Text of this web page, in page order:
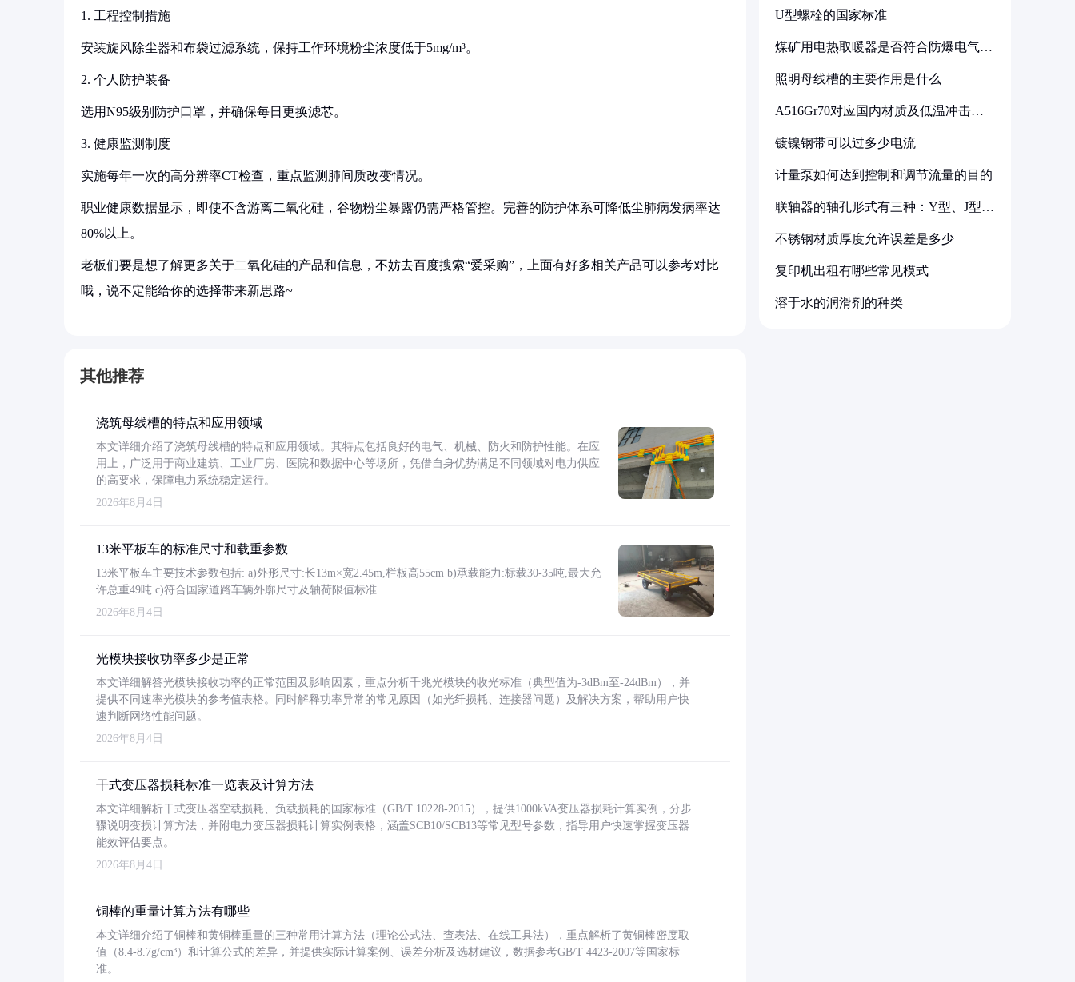
1. 工程控制措施
安装旋风除尘器和布袋过滤系统，保持工作环境粉尘浓度低于5mg/m³。
2. 个人防护装备
选用N95级别防护口罩，并确保每日更换滤芯。
3. 健康监测制度
实施每年一次的高分辨率CT检查，重点监测肺间质改变情况。
职业健康数据显示，即使不含游离二氧化硅，谷物粉尘暴露仍需严格管控。完善的防护体系可降低尘肺病发病率达
80%以上。
老板们要是想了解更多关于二氧化硅的产品和信息，不妨去百度搜索“爱采购”，上面有好多相关产品可以参考对比
哦，说不定能给你的选择带来新思路~
其他推荐
浇筑母线槽的特点和应用领域
本文详细介绍了浇筑母线槽的特点和应用领域。其特点包括良好的电气、机械、防火和防护性能。在应
用上，广泛用于商业建筑、工业厂房、医院和数据中心等场所，凭借自身优势满足不同领域对电力供应
的高要求，保障电力系统稳定运行。
2026年8月4日
13米平板车的标准尺寸和载重参数
13米平板车主要技术参数包括: a)外形尺寸:长13m×宽2.45m,栏板高55cm b)承载能力:标载30-35吨,最大允
许总重49吨 c)符合国家道路车辆外廓尺寸及轴荷限值标准
2026年8月4日
光模块接收功率多少是正常
本文详细解答光模块接收功率的正常范围及影响因素，重点分析千兆光模块的收光标准（典型值为-3dBm至-24dBm），并
提供不同速率光模块的参考值表格。同时解释功率异常的常见原因（如光纤损耗、连接器问题）及解决方案，帮助用户快
速判断网络性能问题。
2026年8月4日
干式变压器损耗标准一览表及计算方法
本文详细解析干式变压器空载损耗、负载损耗的国家标准（GB/T 10228-2015），提供1000kVA变压器损耗计算实例，分步
骤说明变损计算方法，并附电力变压器损耗计算实例表格，涵盖SCB10/SCB13等常见型号参数，指导用户快速掌握变压器
能效评估要点。
2026年8月4日
铜棒的重量计算方法有哪些
本文详细介绍了铜棒和黄铜棒重量的三种常用计算方法（理论公式法、查表法、在线工具法），重点解析了黄铜棒密度取
值（8.4-8.7g/cm³）和计算公式的差异，并提供实际计算案例、误差分析及选材建议，数据参考GB/T 4423-2007等国家标
准。
U型螺栓的国家标准
煤矿用电热取暖器是否符合防爆电气设
照明母线槽的主要作用是什么
A516Gr70对应国内材质及低温冲击要
镀镍钢带可以过多少电流
计量泵如何达到控制和调节流量的目的
联轴器的轴孔形式有三种：Y型、J型、
不锈钢材质厚度允许误差是多少
复印机出租有哪些常见模式
溶于水的润滑剂的种类